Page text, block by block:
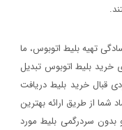
کنار پشتیبانی‌ ۲۴ ساعته و سادگی تهیه بلیط اتوبوس، ما
خرید بلیط اتوبوس تبدیل
هیچ کارمزدی قبال خرید بلیط دریافت
از طریق ارائه بهترین
بدون سردرگمی بلیط مورد